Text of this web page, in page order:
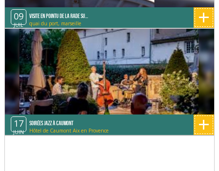
09
JUIL
Visite en pointu de la rade su...
quai du port, marseille +
17
JUIN
Soirées Jazz à Caumont
Hôtel de Caumont Aix en Provence +